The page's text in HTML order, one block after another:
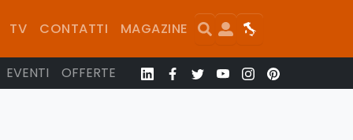
TV CONTATTI MAGAZINE Search
User Map
EVENTI OFFERTE